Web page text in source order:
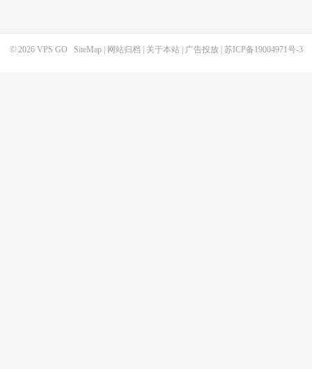
© 2026 VPS GO SiteMap| 网站归档 关于本站| 广告投放| 苏ICP备19004971号-3